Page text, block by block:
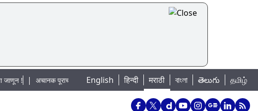
अचानक पूराचा धोका: खडकवासला धरणातून मुठानदी पात्रात विसर्ग सुरु; नागरिकांना नदीपात्रात न
English हिन्दी मराठी বাংলা తెలుగు தமிழ்